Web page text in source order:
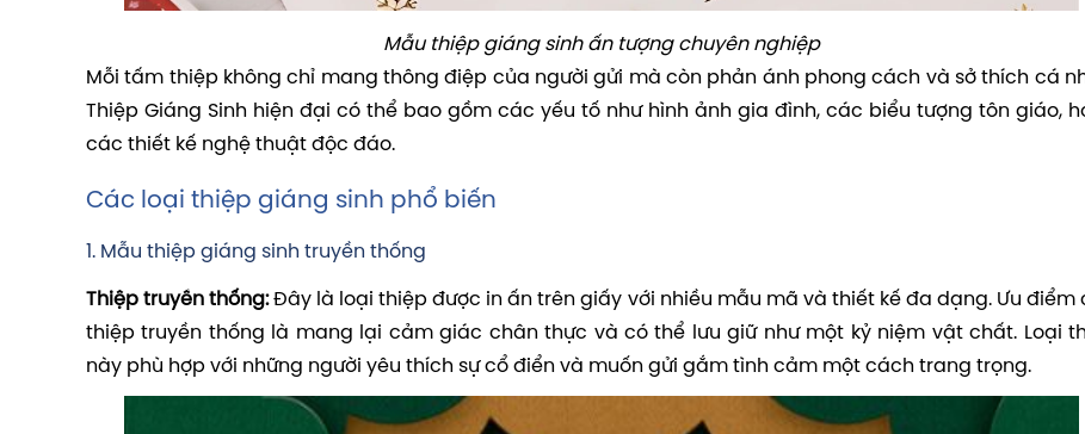
Mẫu thiệp giáng sinh ấn tượng chuyên nghiệp
Mỗi tấm thiệp không chỉ mang thông điệp của người gửi mà còn phản ánh phong cách và sở thích cá
Thiệp Giáng Sinh hiện đại có thể bao gồm các yếu tố như hình ảnh gia đình, các biểu tượng tôn giáo,
các thiết kế nghệ thuật độc đáo.
Các loại thiệp giáng sinh phổ biến
1. Mẫu thiệp giáng sinh truyền thống
Thiệp truyền thống:Đây là loại thiệp được in ấn trên giấy với nhiều mẫu mã và thiết kế đa dạng. Ưu điểm
thiệp truyền thống là mang lại cảm giác chân thực và có thể lưu giữ như một kỷ niệm vật chất. Loại
này phù hợp với những người yêu thích sự cổ điển và muốn gửi gắm tình cảm một cách trang trọng.